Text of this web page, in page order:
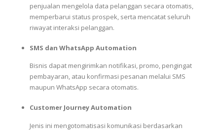
penjualan mengelola data pelanggan secara otomatis,
memperbarui status prospek, serta mencatat seluruh
riwayat interaksi pelanggan.
SMS dan WhatsApp Automation
Bisnis dapat mengirimkan notifikasi, promo, pengingat
pembayaran, atau konfirmasi pesanan melalui SMS
maupun WhatsApp secara otomatis.
Customer Journey Automation
Jenis ini mengotomatisasi komunikasi berdasarkan